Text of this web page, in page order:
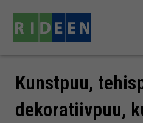
content
Kunstpuu,
dekoratiivpuu,